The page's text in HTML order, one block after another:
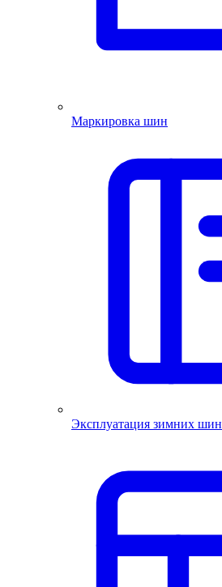
Маркировка шин
Эксплуатация зимних шин